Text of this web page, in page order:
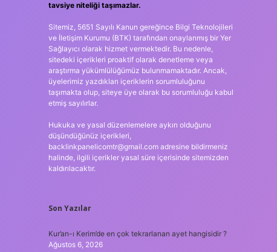
tavsiye niteliği taşımazlar.
Sitemiz, 5651 Sayılı Kanun gereğince Bilgi Teknolojileri
ve İletişim Kurumu (BTK) tarafından onaylanmış bir Yer
Sağlayıcı olarak hizmet vermektedir. Bu nedenle,
sitedeki içerikleri proaktif olarak denetleme veya
araştırma yükümlülüğümüz bulunmamaktadır. Ancak,
üyelerimiz yazdıkları içeriklerin sorumluluğunu
taşımakta olup, siteye üye olarak bu sorumluluğu kabul
etmiş sayılırlar.
Hukuka ve yasal düzenlemelere aykırı olduğunu
düşündüğünüz içerikleri,
backlinkpanelicomtr@gmail.comadresine bildirmeniz
halinde, ilgili içerikler yasal süre içerisinde sitemizden
kaldırılacaktır.
Son Yazılar
Kur’an-ı Kerim’de en çok tekrarlanan ayet hangisidir ?
Ağustos 6, 2026